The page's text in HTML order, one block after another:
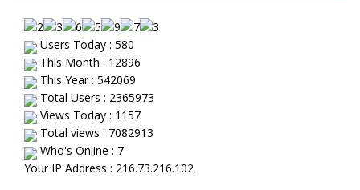
Users Today : 580
This Month : 12896
This Year : 542069
Total Users : 2365973
Views Today : 1157
Total views : 7082913
Who's Online : 7
Your IP Address : 216.73.216.102